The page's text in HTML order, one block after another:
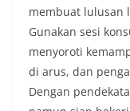
membuat lulusan
Gunakan sesi
menyoroti
di arus, dan
Dengan